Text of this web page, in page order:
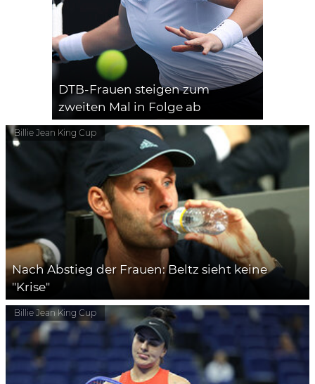
DTB-Frauen steigen zum
zweiten Mal in Folge ab
Billie Jean King Cup
Nach Abstieg der Frauen: Beltz sieht keine
"Krise"
Billie Jean King Cup